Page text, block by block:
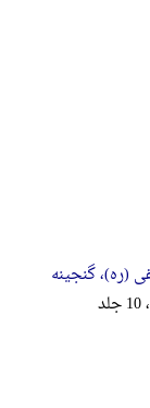
(ره)، گنجینه